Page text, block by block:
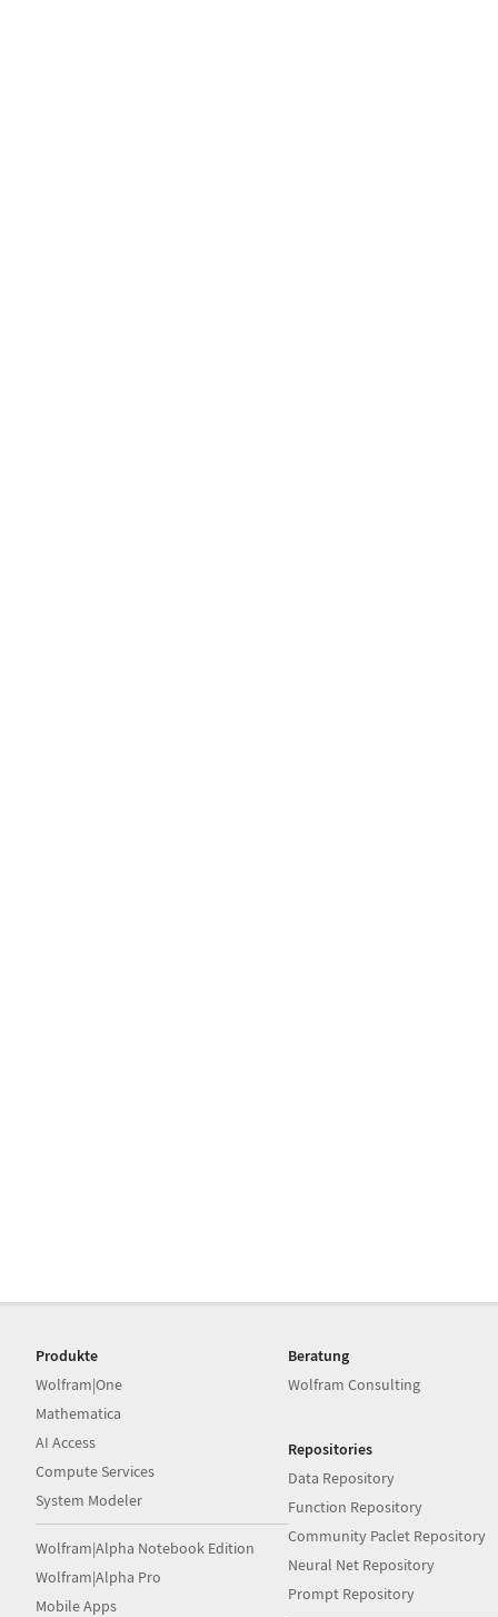
Produkte
Wolfram|One
Mathematica
AI Access
Compute Services
System Modeler
Wolfram|Alpha Notebook Edition
Wolfram|Alpha Pro
Mobile Apps
Beratung
Wolfram Consulting
Repositories
Data Repository
Function Repository
Community Paclet Repository
Neural Net Repository
Prompt Repository